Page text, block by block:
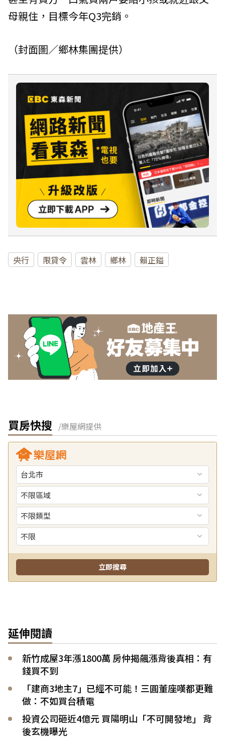
母親住，目標今年Q3完銷。
（封面圖／鄉林集團提供）
央行 限貸令 雲林 鄉林 賴正鎰
買房快搜 /樂屋網提供
延伸閱讀
新竹成屋3年漲1800萬 房仲揭飆漲背後真相：有
錢買不到
「建商3地主7」已經不可能！三圓董座嘆都更難
做：不如買台積電
投資公司砸近4億元 買陽明山「不可開發地」 背
後玄機曝光